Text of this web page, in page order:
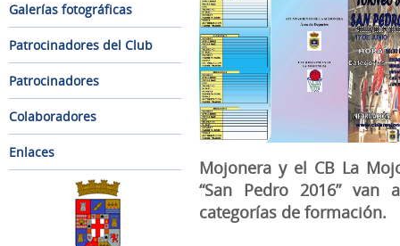
Galerías fotográficas
Patrocinadores del Club
Patrocinadores
Colaboradores
Enlaces
Mojonera y el CB La
“San Pedro 2016”
categorías de formación.